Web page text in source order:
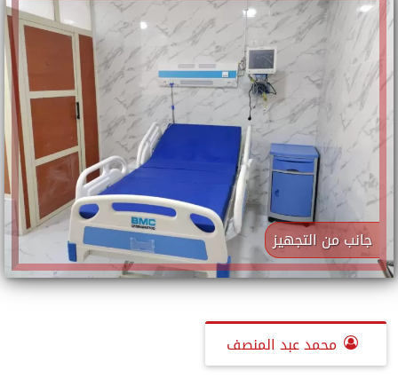
جانب من التجهيز
محمد عبد المنصف